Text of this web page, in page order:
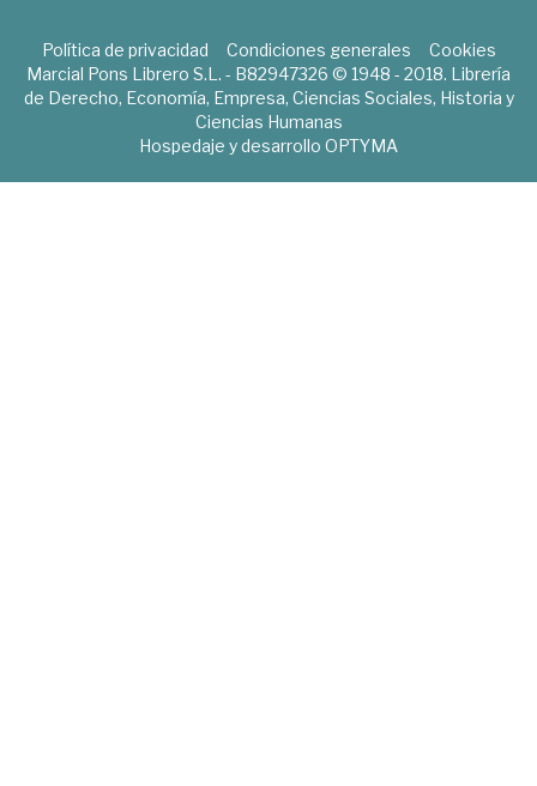
Política de privacidad Condiciones generales
Cookies
Marcial Pons Librero S.L. - B82947326 © 1948 - 2018. Librería
de Derecho, Economía, Empresa, Ciencias Sociales, Historia y
Ciencias Humanas
Hospedaje y desarrollo OPTYMA